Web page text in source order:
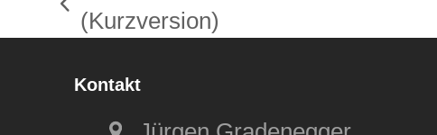
vorheriger
(Kurzversion)
Kontakt